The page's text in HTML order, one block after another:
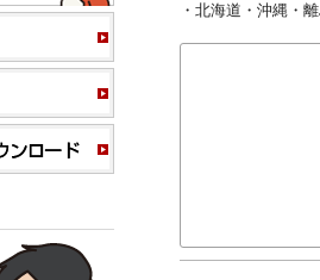
・北海道・沖縄・